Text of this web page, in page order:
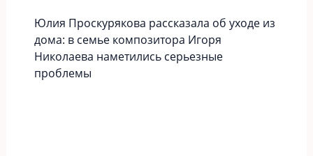
Юлия Проскурякова рассказала об уходе из
дома: в семье композитора Игоря
Николаева наметились серьезные
проблемы